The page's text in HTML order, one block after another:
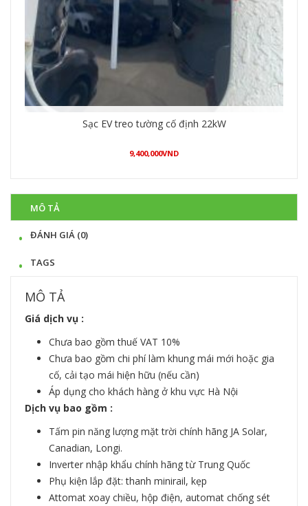
Inverter Huawei 15kW SUN2000-15KTL-M2
38,000,000VND
MÔ TẢ
ĐÁNH GIÁ (0)
TAGS
MÔ TẢ
Giá dịch vụ :
Chưa bao gồm thuế VAT 10%
Chưa bao gồm chi phí làm khung mái mới hoặc gia
cố, cải tạo mái hiện hữu (nếu cần)
Áp dụng cho khách hàng ở khu vực Hà Nội
Dịch vụ bao gồm :
Tấm pin năng lượng mặt trời chính hãng JA Solar,
Canadian, Longi.
Inverter nhập khẩu chính hãng từ Trung Quốc
Phụ kiện lắp đặt: thanh minirail, kẹp
Attomat xoay chiều, hộp điện, automat chống sét